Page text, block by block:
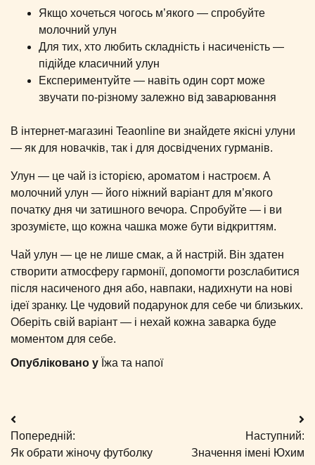
Якщо хочеться чогось м’якого — спробуйте
молочний улун
Для тих, хто любить складність і насиченість —
підійде класичний улун
Експериментуйте — навіть один сорт може
звучати по-різному залежно від заварювання
В інтернет-магазині Teaonline ви знайдете якісні улуни
— як для новачків, так і для досвідчених гурманів.
Улун — це чай із історією, ароматом і настроєм. А
молочний улун — його ніжний варіант для м’якого
початку дня чи затишного вечора. Спробуйте — і ви
зрозумієте, що кожна чашка може бути відкриттям.
Чай улун — це не лише смак, а й настрій. Він здатен
створити атмосферу гармонії, допомогти розслабитися
після насиченого дня або, навпаки, надихнути на нові
ідеї зранку. Це чудовий подарунок для себе чи близьких.
Оберіть свій варіант — і нехай кожна заварка буде
моментом для себе.
Опубліковано у Їжа та напої
Навігація
записів
Попередній:
Як обрати жіночу футболку
Наступний:
Значення імені Юхим